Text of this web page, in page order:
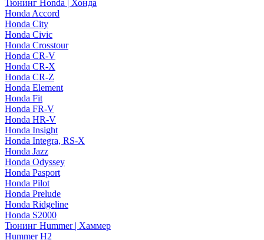
Тюнинг Honda | Хонда
Honda Accord
Honda City
Honda Civic
Honda Crosstour
Honda CR-V
Honda CR-X
Honda CR-Z
Honda Element
Honda Fit
Honda FR-V
Honda HR-V
Honda Insight
Honda Integra, RS-X
Honda Jazz
Honda Odyssey
Honda Pasport
Honda Pilot
Honda Prelude
Honda Ridgeline
Honda S2000
Тюнинг Hummer | Хаммер
Hummer H2